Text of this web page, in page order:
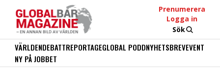
Prenumerera
Logga in
Sök
VÄRLDENDEBATTREPORTAGEGLOBAL PODDNYHETSBREVEVENT
NY PÅ JOBBET